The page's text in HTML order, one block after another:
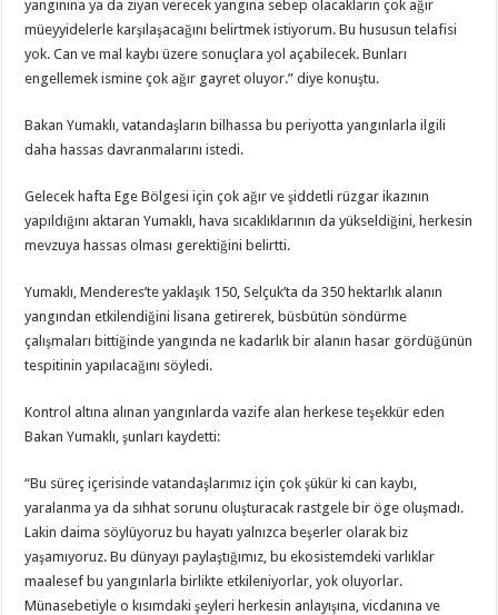
yangınına ya da ziyan verecek yangına sebep olacakların çok ağır
müeyyidelerle karşılaşacağını belirtmek istiyorum. Bu hususun telafisi
yok. Can ve mal kaybı üzere sonuçlara yol açabilecek. Bunları
engellemek ismine çok ağır gayret oluyor.” diye konuştu.
Bakan Yumaklı, vatandaşların bilhassa bu periyotta yangınlarla ilgili
daha hassas davranmalarını istedi.
Gelecek hafta Ege Bölgesi için çok ağır ve şiddetli rüzgar ikazının
yapıldığını aktaran Yumaklı, hava sıcaklıklarının da yükseldiğini, herkesin
mevzuya hassas olması gerektiğini belirtti.
Yumaklı, Menderes’te yaklaşık 150, Selçuk’ta da 350 hektarlık alanın
yangından etkilendiğini lisana getirerek, büsbütün söndürme
çalışmaları bittiğinde yangında ne kadarlık bir alanın hasar gördüğünün
tespitinin yapılacağını söyledi.
Kontrol altına alınan yangınlarda vazife alan herkese teşekkür eden
Bakan Yumaklı, şunları kaydetti:
“Bu süreç içerisinde vatandaşlarımız için çok şükür ki can kaybı,
yaralanma ya da sıhhat sorunu oluşturacak rastgele bir öge oluşmadı.
Lakin daima söylüyoruz bu hayatı yalnızca beşerler olarak biz
yaşamıyoruz. Bu dünyayı paylaştığımız, bu ekosistemdeki varlıklar
maalesef bu yangınlarla birlikte etkileniyorlar, yok oluyorlar.
Münasebetiyle o kısımdaki şeyleri herkesin anlayışına, vicdanına ve